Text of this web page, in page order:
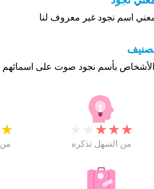
اسم نجود غير معروف لنا
★
من
★
★
★
من السهل تذكره